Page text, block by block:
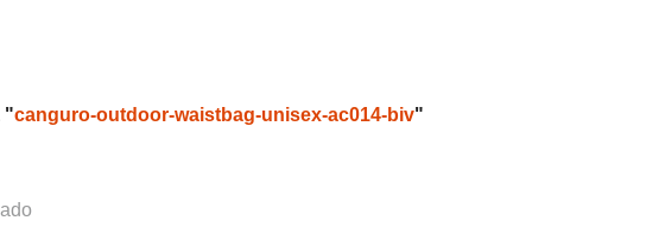
"canguro-outdoor-waistbag-unisex-ac014-biv"